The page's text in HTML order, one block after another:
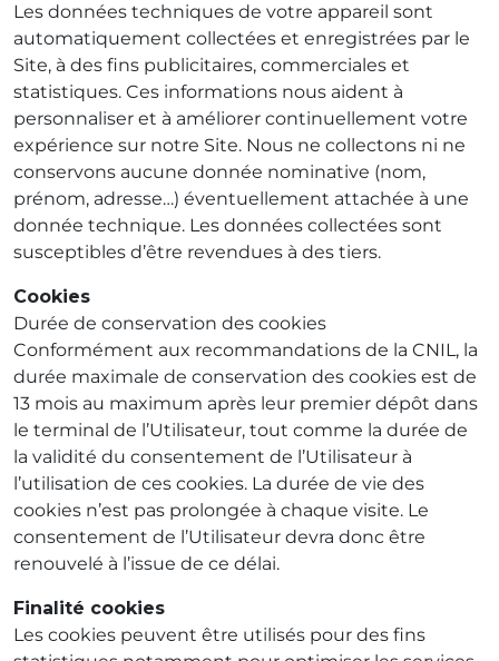
Les données techniques de votre appareil sont
automatiquement collectées et enregistrées par le
Site, à des fins publicitaires, commerciales et
statistiques. Ces informations nous aident à
personnaliser et à améliorer continuellement votre
expérience sur notre Site. Nous ne collectons ni ne
conservons aucune donnée nominative (nom,
prénom, adresse…) éventuellement attachée à une
donnée technique. Les données collectées sont
susceptibles d’être revendues à des tiers.
Cookies
Durée de conservation des cookies
Conformément aux recommandations de la CNIL, la
durée maximale de conservation des cookies est de
13 mois au maximum après leur premier dépôt dans
le terminal de l’Utilisateur, tout comme la durée de
la validité du consentement de l’Utilisateur à
l’utilisation de ces cookies. La durée de vie des
cookies n’est pas prolongée à chaque visite. Le
consentement de l’Utilisateur devra donc être
renouvelé à l’issue de ce délai.
Finalité cookies
Les cookies peuvent être utilisés pour des fins